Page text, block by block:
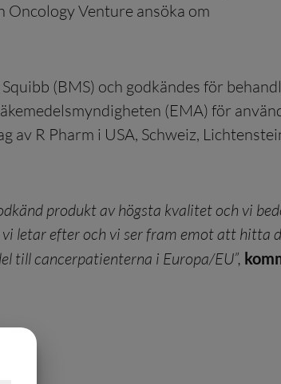
Venture ansöka om
(BMS) och godkändes för
(EMA) för
R Pharm i USA, Schweiz,
produkt av högsta kvalitet och vi
vi letar efter och vi ser fram emot att hitta
till cancerpatienterna i Europa/EU”,